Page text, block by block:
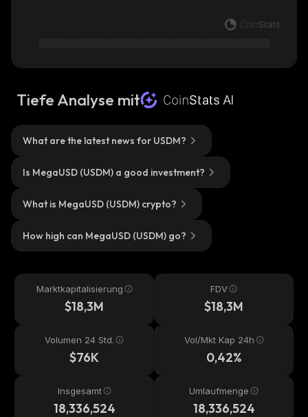
Tiefe Analyse mit
What are the latest news for USDM?
Is MegaUSD (USDM) a good investment?
What is MegaUSD (USDM) crypto?
How high can MegaUSD (USDM) go?
Marktkapitalisierung
$18,3M
FDV
$18,3M
Volumen 24 Std.
$76K
Vol/Mkt Kap 24h
0,42%
Insgesamt
18,336,524
Umlaufmenge
18,336,524